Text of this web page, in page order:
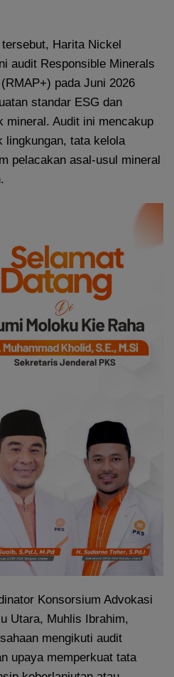
Harita Nickel
audit Responsible Minerals
pada Juni 2026
standar ESG dan
mineral. Audit ini mencakup
lingkungan, tata kelola
pelacakan asal-usul mineral
Konsorsium Advokasi
Utara, Muhlis Ibrahim,
mengikuti audit
upaya memperkuat tata